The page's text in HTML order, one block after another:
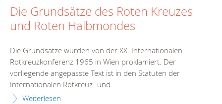
Die Grundsätze des Roten Kreuzes
und Roten Halbmondes
Die Grundsätze wurden von der XX. Internationalen
Rotkreuzkonferenz 1965 in Wien proklamiert. Der
vorliegende angepasste Text ist in den Statuten der
Internationalen Rotkreuz- und...
Weiterlesen